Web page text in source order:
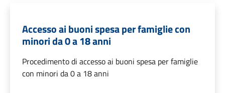
Accesso ai buoni spesa per famiglie con
minori da 0 a 18 anni
Procedimento di accesso ai buoni spesa per famiglie
con minori da 0 a 18 anni